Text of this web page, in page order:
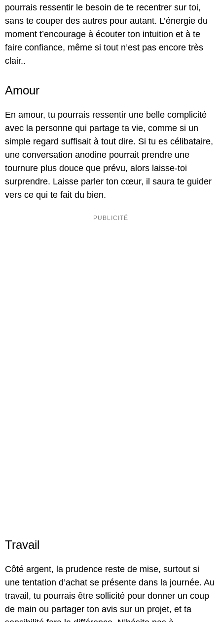
pourrais ressentir le besoin de te recentrer sur toi,
sans te couper des autres pour autant. L’énergie du
moment t’encourage à écouter ton intuition et à te
faire confiance, même si tout n’est pas encore très
clair..
Amour
En amour, tu pourrais ressentir une belle complicité
avec la personne qui partage ta vie, comme si un
simple regard suffisait à tout dire. Si tu es célibataire,
une conversation anodine pourrait prendre une
tournure plus douce que prévu, alors laisse-toi
surprendre. Laisse parler ton cœur, il saura te guider
vers ce qui te fait du bien.
Travail
Côté argent, la prudence reste de mise, surtout si
une tentation d’achat se présente dans la journée. Au
travail, tu pourrais être sollicité pour donner un coup
de main ou partager ton avis sur un projet, et ta